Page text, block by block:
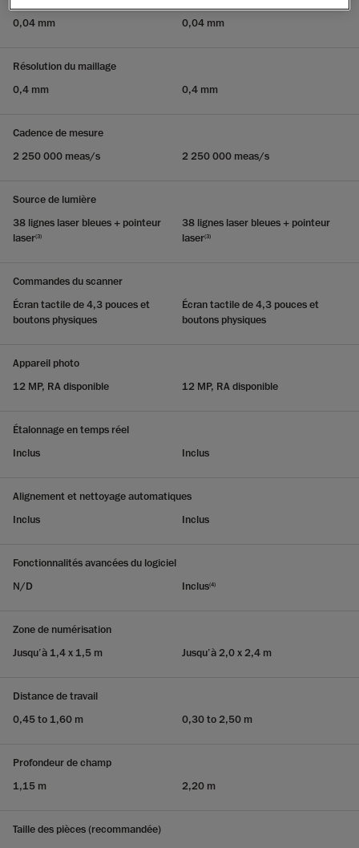
0,04 mm
0,04 mm
Résolution du maillage
0,4 mm
0,4 mm
Cadence de mesure
2 250 000 meas/s
2 250 000 meas/s
Source de lumière
38 lignes laser bleues + pointeur
laser(3)
38 lignes laser bleues + pointeur
laser(3)
Commandes du scanner
Écran tactile de 4,3 pouces et
boutons physiques
Écran tactile de 4,3 pouces et
boutons physiques
Appareil photo
12 MP, RA disponible
12 MP, RA disponible
Étalonnage en temps réel
Inclus
Inclus
Alignement et nettoyage automatiques
Inclus
Inclus
Fonctionnalités avancées du logiciel
N/D
Inclus(4)
Zone de numérisation
Jusqu’à 1,4 x 1,5 m
Jusqu’à 2,0 x 2,4 m
Distance de travail
0,45 to 1,60 m
0,30 to 2,50 m
Profondeur de champ
1,15 m
2,20 m
Taille des pièces (recommandée)